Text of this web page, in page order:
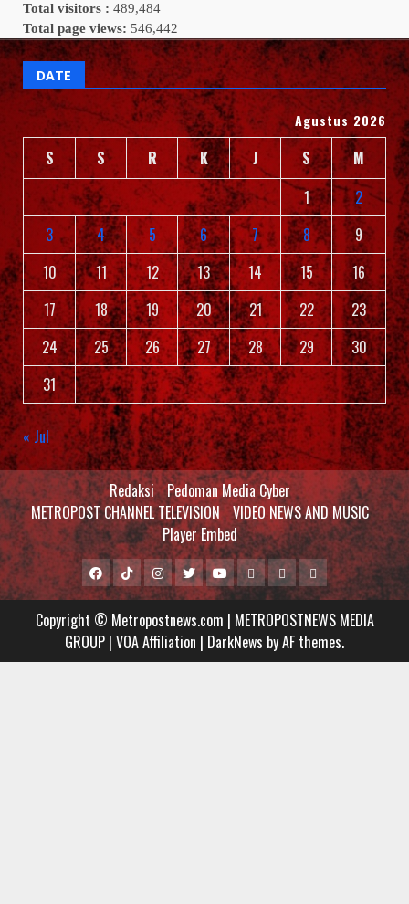
Total visitors : 489,484
Total page views: 546,442
DATE
Agustus 2026
S S R K J S
M
1
2
3
4 5 6 7 8
9
10
11 12 13 14 15
16
17
18 19 20 21 22
23
24
25 26 27 28 29
30
31
« Jul
Redaksi Pedoman Media Cyber
METROPOST CHANNEL TELEVISION VIDEO NEWS AND MUSIC
Player Embed
Facebook
Tiktok
Metropostnews
Media
Group
Instagram
TwitterYoutubeMCTVVIDEO
NEWS
AND
MUSIC
Player
Embed
Copyright © Metropostnews.com | METROPOSTNEWS MEDIA
GROUP | VOA Affiliation | DarkNews by AF themes.